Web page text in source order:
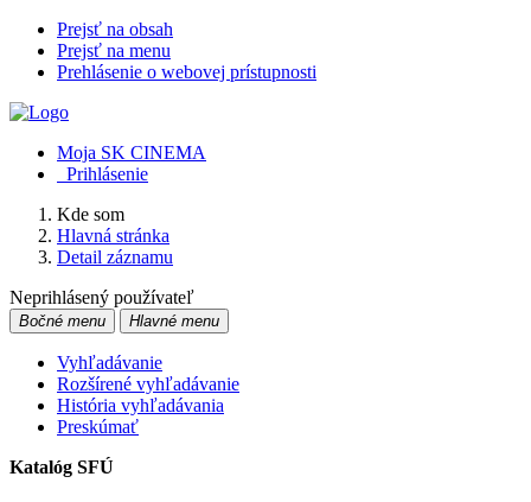
Prejsť na obsah
Prejsť na menu
Prehlásenie o webovej prístupnosti
Moja SK CINEMA
Prihlásenie
Kde som
Hlavná stránka
Detail záznamu
Neprihlásený používateľ
Bočné menu Hlavné menu
Vyhľadávanie
Rozšírené vyhľadávanie
História vyhľadávania
Preskúmať
Katalóg SFÚ